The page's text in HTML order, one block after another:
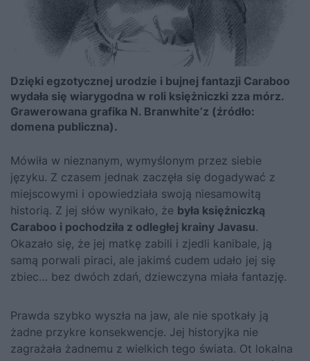
Dzięki egzotycznej urodzie i bujnej fantazji Caraboo
wydała się wiarygodna w roli księżniczki zza mórz.
Grawerowana grafika N. Branwhite’z (źródło:
domena publiczna).
Mówiła w nieznanym, wymyślonym przez siebie
języku. Z czasem jednak zaczęła się dogadywać z
miejscowymi i opowiedziała swoją niesamowitą
historią. Z jej słów wynikało, że była księżniczką
Caraboo i pochodziła z odległej krainy Javasu.
Okazało się, że jej matkę zabili i zjedli kanibale, ją
samą porwali piraci, ale jakimś cudem udało jej się
zbiec… bez dwóch zdań, dziewczyna miała fantazję.
Prawda szybko wyszła na jaw, ale nie spotkały ją
żadne przykre konsekwencje. Jej historyjka nie
zagrażała żadnemu z wielkich tego świata. Ot lokalna